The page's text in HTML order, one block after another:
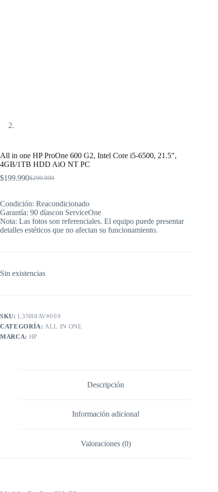
All in one HP ProOne 600 G2, Intel Core i5-6500, 21.5″,
4GB/1TB HDD AiO NT PC
$299.990
El
original
era:
$299.990.
$199.990El
actual
es:
$199.990.
Condición: Reacondicionado
Garantía: 90 díascon ServiceOne
Nota: Las fotos son referenciales. El equipo puede presentar
detalles estéticos que no afectan su funcionamiento.
Sin existencias
SKU:L3N88AV#069
CATEGORÍA:ALL IN ONE
MARCA: HP
Descripción
Información adicional
Valoraciones (0)